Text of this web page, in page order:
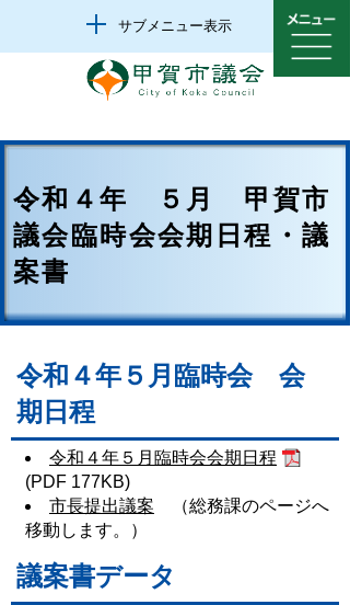
サブメニュー表示
令和４年 ５月 甲賀市
議会臨時会会期日程・議
案書
令和４年５月臨時会 会
期日程
令和４年５月臨時会会期日程
(PDF 177KB)
市長提出議案 （総務課のページへ
移動します。）
議案書データ